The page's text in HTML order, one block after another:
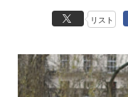
リスト